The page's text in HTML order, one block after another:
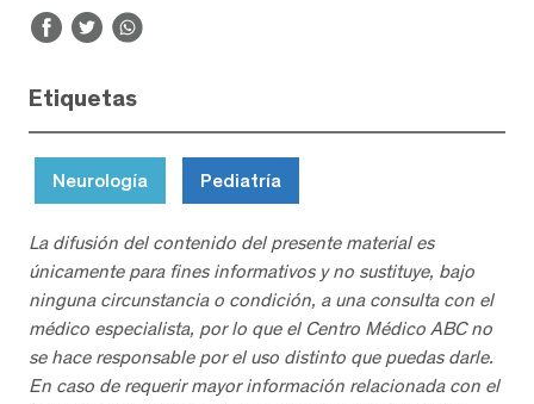
Etiquetas
Neurología Pediatría
La difusión del contenido del presente material es
únicamente para fines informativos y no sustituye, bajo
ninguna circunstancia o condición, a una consulta con el
médico especialista, por lo que el Centro Médico ABC no
se hace responsable por el uso distinto que puedas darle.
En caso de requerir mayor información relacionada con el